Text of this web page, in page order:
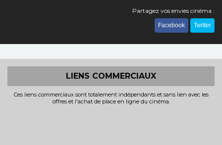
Partagez vos envies cinéma :
Facebook Twitter
LIENS COMMERCIAUX
Ces liens commerciaux sont totalement indépendants et sans lien avec les
offres et l'achat de place en ligne du cinéma.